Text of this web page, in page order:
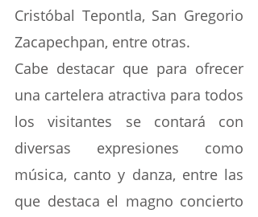
Cristóbal Tepontla, San Gregorio
Zacapechpan, entre otras.
Cabe destacar que para ofrecer
una cartelera atractiva para todos
los visitantes se contará con
diversas expresiones como
música, canto y danza, entre las
que destaca el magno concierto